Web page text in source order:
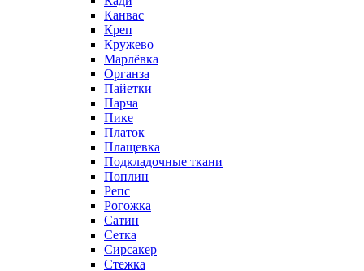
Канвас
Креп
Кружево
Марлёвка
Органза
Пайетки
Парча
Пике
Платок
Плащевка
Подкладочные ткани
Поплин
Репс
Рогожка
Сатин
Сетка
Сирсакер
Стежка